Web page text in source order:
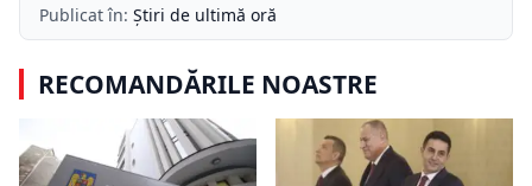
Publicat în: Știri de ultimă oră
RECOMANDĂRILE NOASTRE